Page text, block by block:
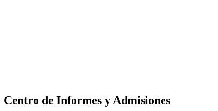
Centro de Informes y Admisiones